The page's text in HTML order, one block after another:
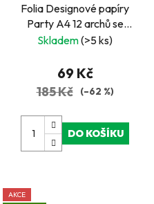
Folia Designové papíry
Party A4 12 archů se
třpytkami | 150 g/m²
Skladem(>5 ks)
69 Kč
185 Kč (–62 %)
DO KOŠÍKU
AKCE